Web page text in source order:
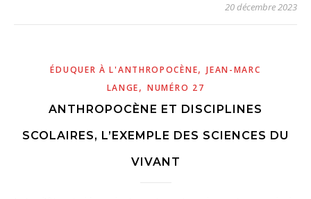
20 décembre 2023
ÉDUQUER À L'ANTHROPOCÈNE,JEAN-MARC
LANGE,NUMÉRO 27
ANTHROPOCÈNE ET DISCIPLINES
SCOLAIRES, L’EXEMPLE DES SCIENCES DU
VIVANT